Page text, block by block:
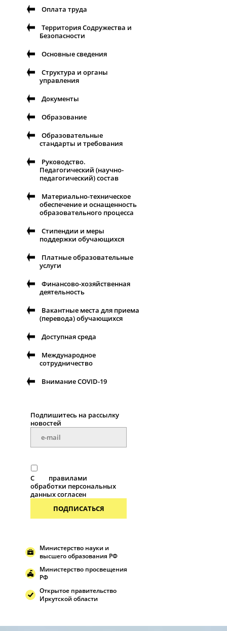
Оплата труда
Территория Содружества и
Безопасности
Основные сведения
Структура и органы
управления
Документы
Образование
Образовательные
стандарты и требования
Руководство.
Педагогический (научно-
педагогический) состав
Материально-техническое
обеспечение и оснащенность
образовательного процесса
Стипендии и меры
поддержки обучающихся
Платные образовательные
услуги
Финансово-хозяйственная
деятельность
Вакантные места для приема
(перевода) обучающихся
Доступная среда
Международное
сотрудничество
Внимание COVID-19
Подпишитесь на рассылку
новостей
С
правилами
обработки персональных
данных согласен
ПОДПИСАТЬСЯ
Министерство науки и
высшего образования РФ
Министерство просвещения
РФ
Открытое правительство
Иркутской области